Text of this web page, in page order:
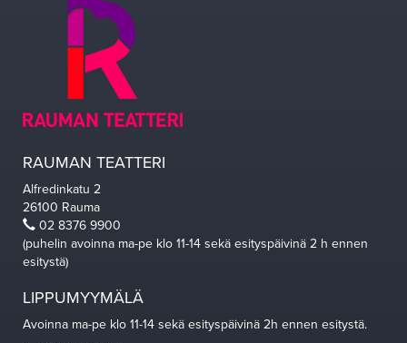
RAUMAN TEATTERI
Alfredinkatu 2
26100 Rauma
02 8376 9900
(puhelin avoinna ma-pe klo 11-14 sekä esityspäivinä 2 h ennen
esitystä)
LIPPUMYYMÄLÄ
Avoinna ma-pe klo 11-14 sekä esityspäivinä 2h ennen esitystä.